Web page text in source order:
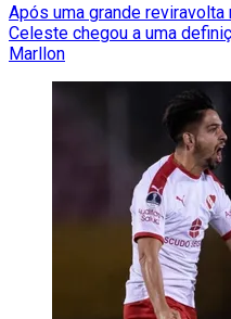
Após uma grande
Celeste chegou a uma
Marllon